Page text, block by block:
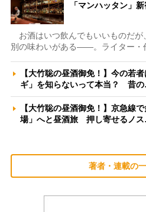
「マンハッタン」
お酒はいつ飲んでもいいものだが
別の味わいがある――。ライター・
【大竹聡の昼酒御免！】今の若
ギ」を知らないって本当？ 昔
【大竹聡の昼酒御免！】京急線
場」へと昼酒旅 押し寄せるノ
著者・連載の